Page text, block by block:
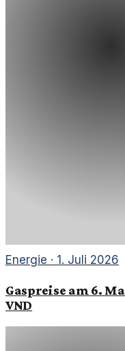
Energie · 1. Juli 2026
Gaspreise am 6.
VND